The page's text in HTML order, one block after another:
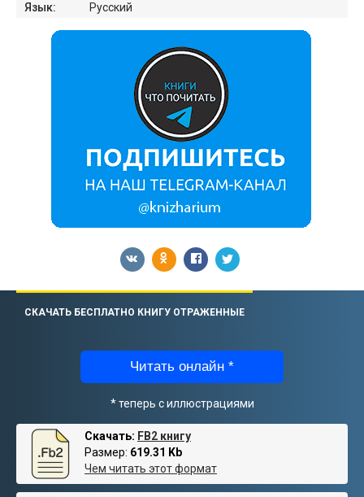
Язык:
Русский
СКАЧАТЬ БЕСПЛАТНО КНИГУ ОТРАЖЕННЫЕ
Читать онлайн *
* теперь с иллюстрациями
Скачать: FB2 книгу
Размер: 619.31 Kb
Чем читать этот формат